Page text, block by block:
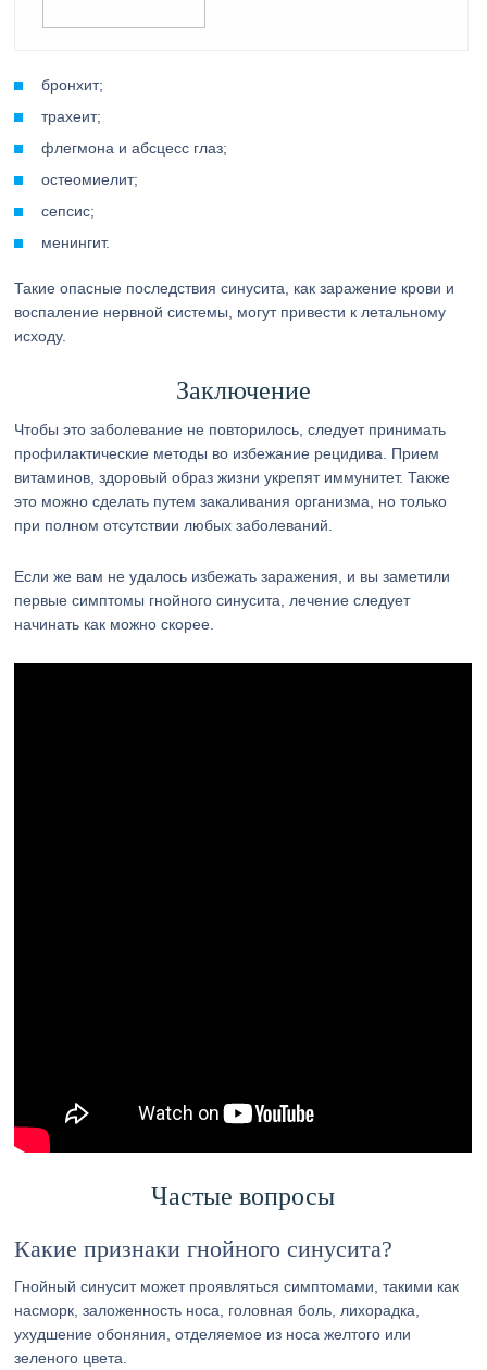
бронхит;
трахеит;
флегмона и абсцесс глаз;
остеомиелит;
сепсис;
менингит.
Такие опасные последствия синусита, как заражение крови и
воспаление нервной системы, могут привести к летальному
исходу.
Заключение
Чтобы это заболевание не повторилось, следует принимать
профилактические методы во избежание рецидива. Прием
витаминов, здоровый образ жизни укрепят иммунитет. Также
это можно сделать путем закаливания организма, но только
при полном отсутствии любых заболеваний.
Если же вам не удалось избежать заражения, и вы заметили
первые симптомы гнойного синусита, лечение следует
начинать как можно скорее.
Частые вопросы
Какие признаки гнойного синусита?
Гнойный синусит может проявляться симптомами, такими как
насморк, заложенность носа, головная боль, лихорадка,
ухудшение обоняния, отделяемое из носа желтого или
зеленого цвета.